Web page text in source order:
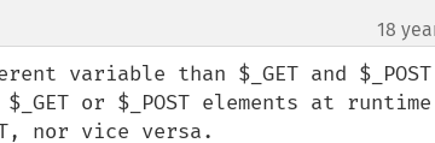
18
variable than $_GET and
or $_POST elements at runtime
nor vice versa.